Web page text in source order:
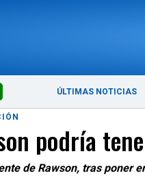
ÚLTIMAS NOTICIAS
podría
de Rawson, tras poner